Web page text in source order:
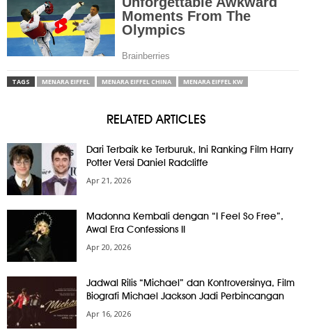
TAGS MENARA EIFFEL MENARA EIFFEL CHINA MENARA EIFFEL KW
RELATED ARTICLES
Dari Terbaik ke Terburuk, Ini Ranking Film Harry
Potter Versi Daniel Radcliffe
Apr 21, 2026
Madonna Kembali dengan “I Feel So Free”,
Awal Era Confessions II
Apr 20, 2026
Jadwal Rilis “Michael” dan Kontroversinya, Film
Biografi Michael Jackson Jadi Perbincangan
Apr 16, 2026